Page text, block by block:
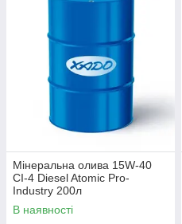
Мінеральна олива 15W-40
CI-4 Diesel Atomic Pro-
Industry 200л
В наявності